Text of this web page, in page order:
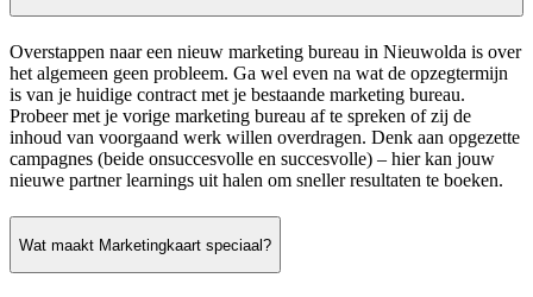
Overstappen naar een nieuw marketing bureau in Nieuwolda is over
het algemeen geen probleem. Ga wel even na wat de opzegtermijn
is van je huidige contract met je bestaande marketing bureau.
Probeer met je vorige marketing bureau af te spreken of zij de
inhoud van voorgaand werk willen overdragen. Denk aan opgezette
campagnes (beide onsuccesvolle en succesvolle) – hier kan jouw
nieuwe partner learnings uit halen om sneller resultaten te boeken.
Wat maakt Marketingkaart speciaal?